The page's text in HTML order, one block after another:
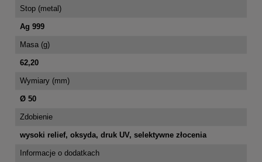
Stop (metal)
Ag 999
Masa (g)
62,20
Wymiary (mm)
Ø 50
Zdobienie
wysoki relief, oksyda, druk UV, selektywne złocenia
Informacje o dodatkach